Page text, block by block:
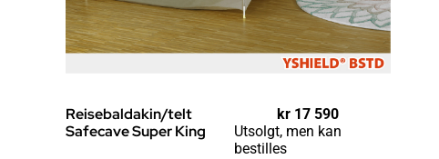
Reisebaldakin/telt
Safecave Super King
kr 17 590
Utsolgt, men kan
bestilles